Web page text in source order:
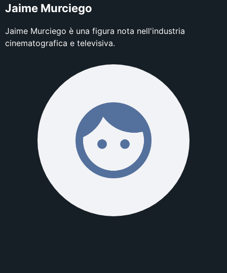
Jaime Murciego
Jaime Murciego è una figura nota nell'industria
cinematografica e televisiva.